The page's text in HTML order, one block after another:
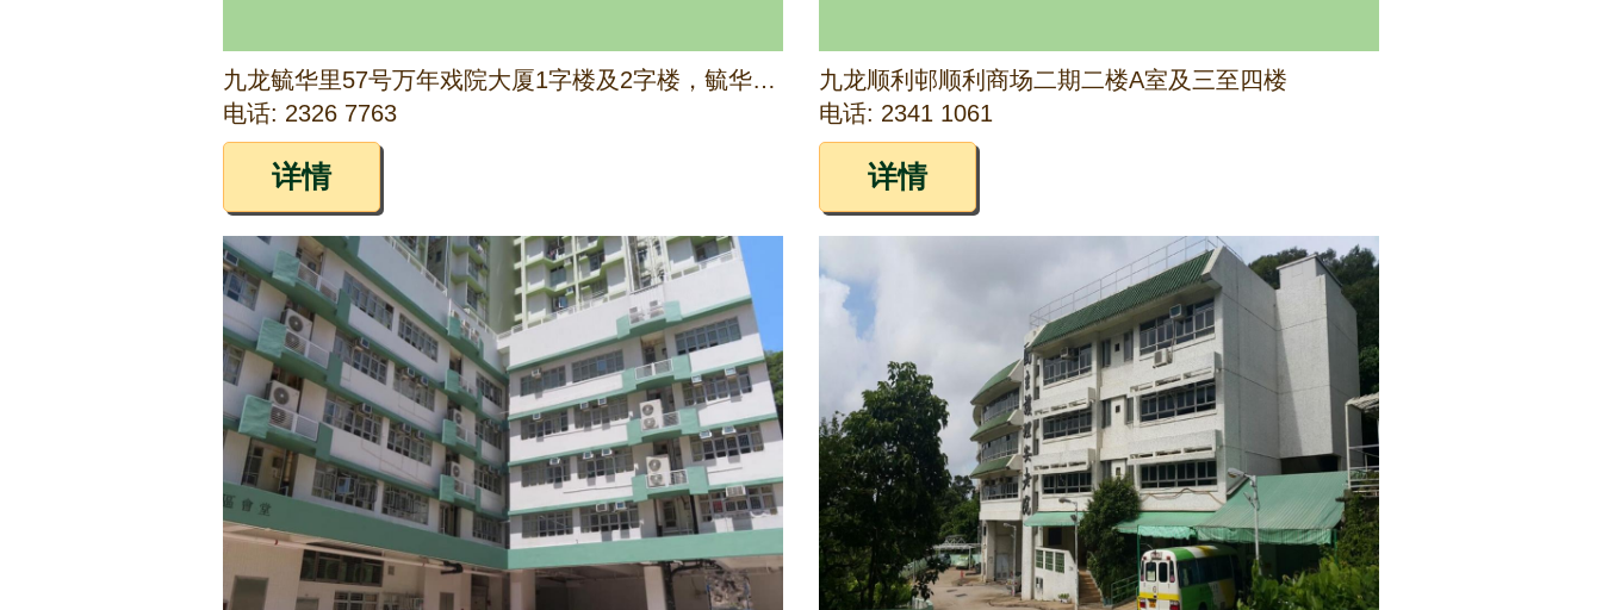
九龙毓华里57号万年戏院大厦1字楼及2字楼，毓华里51号及毓华街70号地下部份
电话: 2326 7763
详情
九龙顺利邨顺利商场二期二楼A室及三至四楼
电话: 2341 1061
详情